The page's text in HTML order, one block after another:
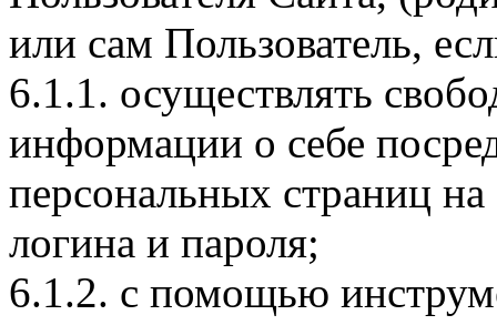
или сам Пользователь,
6.1.1. осуществлять
информации о себе
персональных страниц
логина и пароля;
6.1.2. с помощью